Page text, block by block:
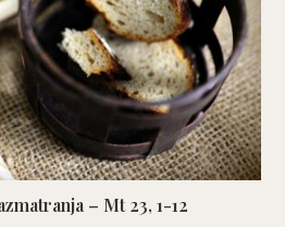
– Mt 23, 1-12